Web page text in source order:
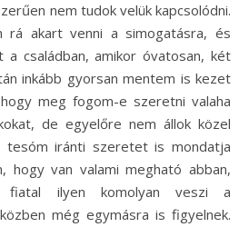
nem tudok velük kapcsolódni.
rá akart venni a simogatásra, és
a családban, amikor óvatosan, két
inkább gyorsan mentem is kezet
meg fogom-e szeretni valaha
de egyelőre nem állok közel
tesóm iránti szeretet is mondatja
hogy van valami megható abban,
fiatal ilyen komolyan veszi a
még egymásra is figyelnek.